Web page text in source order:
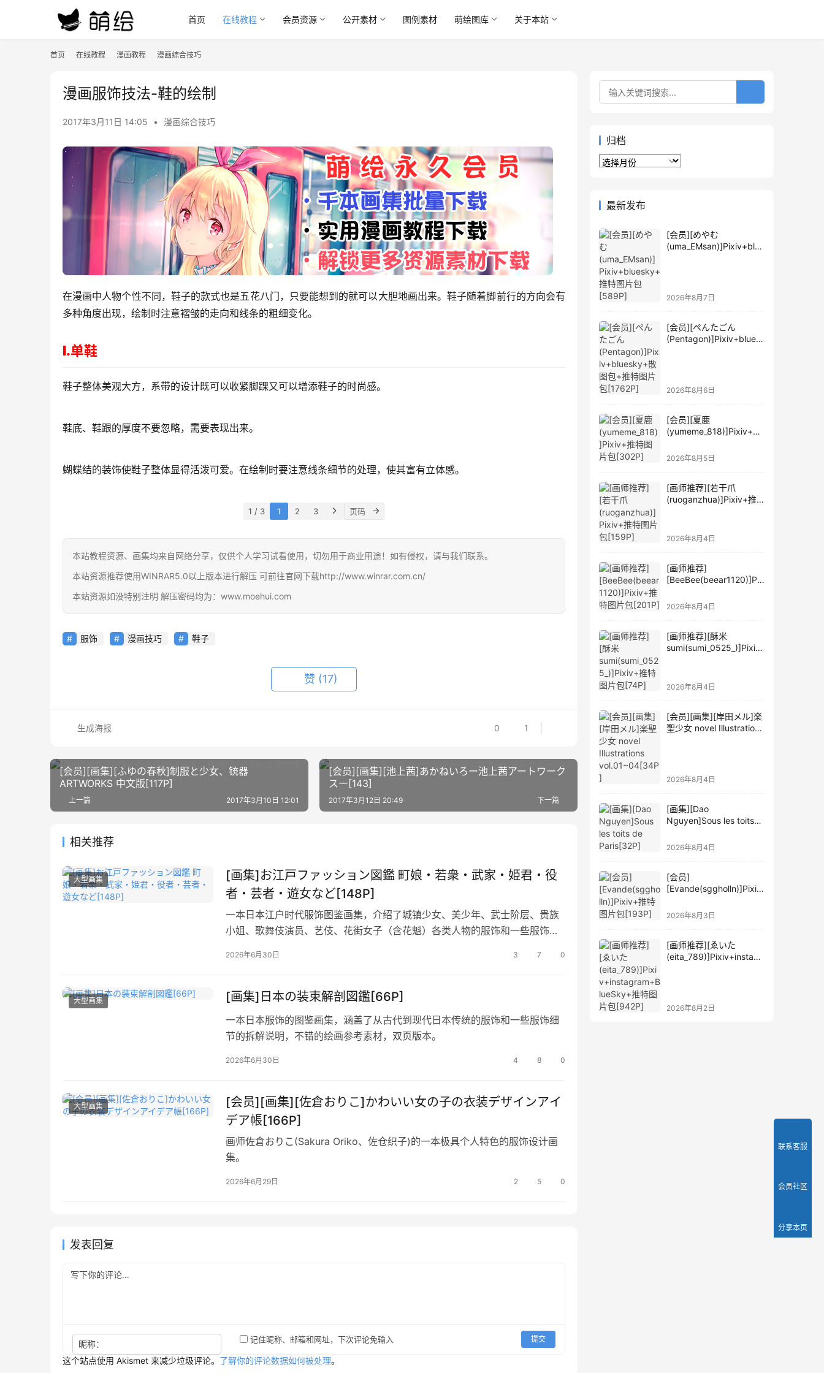
首页 在线教程 会员资源 公开素材 图例素材 萌绘图库 关于本站
首页 在线教程 漫画教程 漫画综合技巧
漫画服饰技法-鞋的绘制
2017年3月11日 14:05 • 漫画综合技巧
在漫画中人物个性不同，鞋子的款式也是五花八门，只要能想到的就可以大胆地画出来。鞋子随着脚前行的方向会有
多种角度出现，绘制时注意褶皱的走向和线条的粗细变化。
Ⅰ.单鞋
鞋子整体美观大方，系带的设计既可以收紧脚踝又可以增添鞋子的时尚感。
鞋底、鞋跟的厚度不要忽略，需要表现出来。
蝴蝶结的装饰使鞋子整体显得活泼可爱。在绘制时要注意线条细节的处理，使其富有立体感。
1 / 3 1 2 3
本站教程资源、画集均来自网络分享，仅供个人学习试看使用，切勿用于商业用途！如有侵权，请与我们联系。
本站资源推荐使用WINRAR5.0以上版本进行解压 可前往官网下载http://www.winrar.com.cn/
本站资源如没特别注明 解压密码均为：www.moehui.com
服饰 漫画技巧 鞋子
赞 (17)
0 1
生成海报
[会员][画集][ふゆの春秋]制服と少女、铳器
ARTWORKS 中文版[117P]
上一篇 2017年3月10日 12:01
[会员][画集][池上茜]あかねいろー池上茜アートワーク
スー[143]
下一篇
2017年3月12日 20:49
相关推荐
大型画集
[画集]お江戸ファッション図鑑 町娘・若衆・武家・姫君・役
者・芸者・遊女など[148P]
一本日本江户时代服饰图鉴画集，介绍了城镇少女、美少年、武士阶层、贵族
小姐、歌舞伎演员、艺伎、花街女子（含花魁）各类人物的服饰和一些服饰细
2026年6月30日 3 7 0
大型画集 [画集]日本の装束解剖図鑑[66P]
一本日本服饰的图鉴画集，涵盖了从古代到现代日本传统的服饰和一些服饰细
节的拆解说明，不错的绘画参考素材，双页版本。
2026年6月30日 4 8 0
大型画集
[会员][画集][佐倉おりこ]かわいい女の子の衣装デザインアイ
デア帳[166P]
画师佐倉おりこ(Sakura Oriko、佐仓织子)的一本极具个人特色的服饰设计画
集。
2026年6月29日 2 5 0
发表回复
昵称： 记住昵称、邮箱和网址，下次评论免输入 提交
这个站点使用 Akismet 来减少垃圾评论。 了解你的评论数据如何被处理。
归档
归
最新发布
[会员][めやむ
(uma_EMsan)]Pixiv+blue
2026年8月7日
[会员][ぺんたごん
(Pentagon)]Pixiv+blues
2026年8月6日
[会员][夏鹿
(yumeme_818)]Pixiv+推
2026年8月5日
[画师推荐][若干爪
(ruoganzhua)]Pixiv+推
2026年8月4日
[画师推荐]
[BeeBee(beear1120)]Pix
2026年8月4日
[画师推荐][酥米
sumi(sumi_0525_)]Pixiv
2026年8月4日
[会员][画集][岸田メル]楽
聖少女 novel Illustrations
2026年8月4日
[画集][Dao
Nguyen]Sous les toits
2026年8月4日
[会员]
[Evande(sggholln)]Pixiv
2026年8月3日
[画师推荐][ゑいた
(eita_789)]Pixiv+instagr
2026年8月2日
联系客服
会员社区
分享本页